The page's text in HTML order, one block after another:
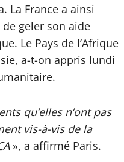
La France a ainsi
geler son aide
Le Pays de l’Afrique
a-t-on appris lundi
qu’elles n’ont pas
vis-à-vis de la
», a affirmé Paris.